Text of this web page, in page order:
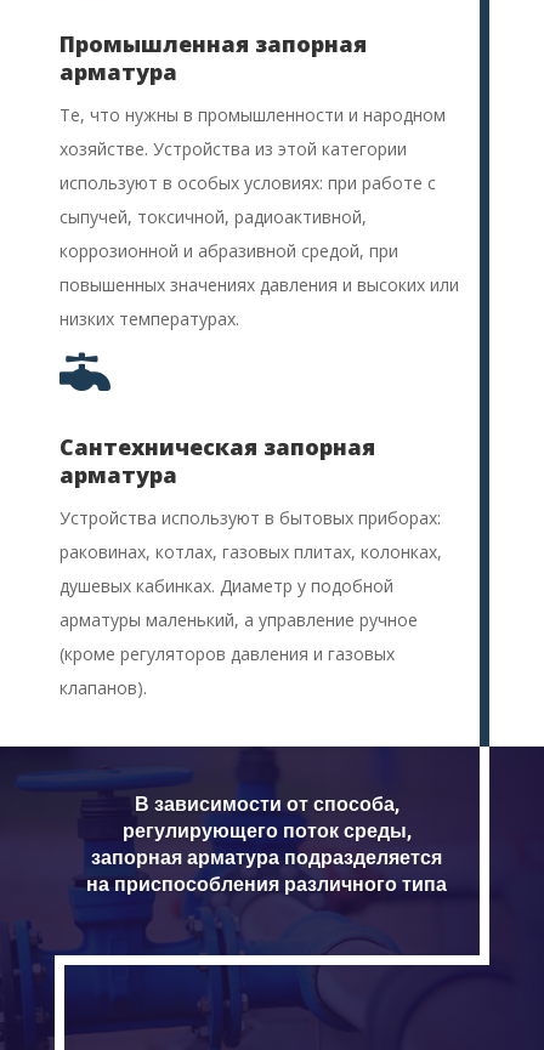
Промышленная запорная
арматура
Те, что нужны в промышленности и народном
хозяйстве. Устройства из этой категории
используют в особых условиях: при работе с
сыпучей, токсичной, радиоактивной,
коррозионной и абразивной средой, при
повышенных значениях давления и высоких или
низких температурах.

Сантехническая запорная
арматура
Устройства используют в бытовых приборах:
раковинах, котлах, газовых плитах, колонках,
душевых кабинках. Диаметр у подобной
арматуры маленький, а управление ручное
(кроме регуляторов давления и газовых
клапанов).
В зависимости от способа,
регулирующего поток среды,
запорная арматура подразделяется
на приспособления различного типа